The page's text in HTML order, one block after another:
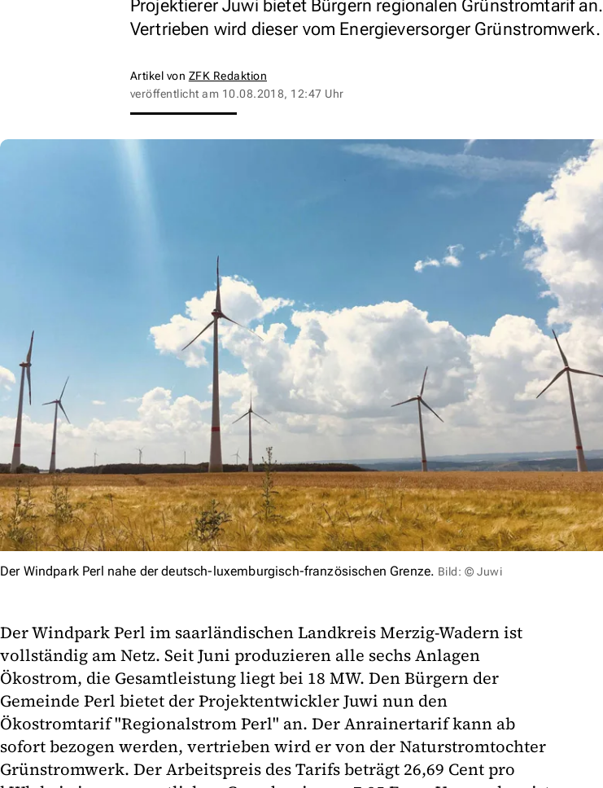
Projektierer Juwi bietet Bürgern regionalen Grünstromtarif an.
Vertrieben wird dieser vom Energieversorger Grünstromwerk.
Artikel von ZFK Redaktion
veröffentlicht am 10.08.2018, 12:47 Uhr
Der Windpark Perl nahe der deutsch-luxemburgisch-französischen Grenze. Bild: © Juwi
Der Windpark Perl im saarländischen Landkreis Merzig-Wadern ist
vollständig am Netz. Seit Juni produzieren alle sechs Anlagen
Ökostrom, die Gesamtleistung liegt bei 18 MW. Den Bürgern der
Gemeinde Perl bietet der Projektentwickler Juwi nun den
Ökostromtarif "Regionalstrom Perl" an. Der Anrainertarif kann ab
sofort bezogen werden, vertrieben wird er von der Naturstromtochter
Grünstromwerk. Der Arbeitspreis des Tarifs beträgt 26,69 Cent pro